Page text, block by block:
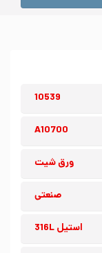
10539
A10700
ورق شیت
صنعتی
استیل 316L